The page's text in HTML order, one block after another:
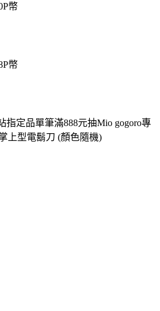
幣
幣
指定品單筆滿888元抽Mio gogoro專
上型電鬍刀 (顏色隨機)